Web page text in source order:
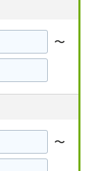
〜
〜